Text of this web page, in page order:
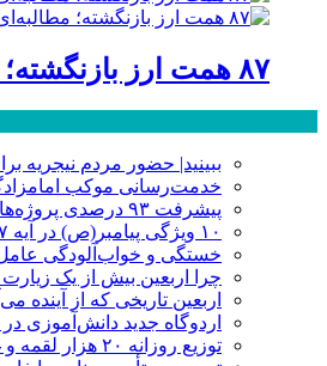
۸۷ همت ارز بازنگشته؛ مطالبه‌ای برای شفافیت، پاسخگویی و صیانت از اعتبار صنعت قم
ببینید| حضور مردم نیجریه
خدمت‌رسانی موکب امامزادگان قم به
پیشرفت ۹۳ درصدی پروژه‌های نهضت ملی مسکن در قم
۱۰ ویژگی پیامبر(ص) در آیه ۱۵۷ سوره اعراف
خستگی و خواب‌آلودگی
چرا اربعین بیش از یک
اربعین تاریخی که از آینده
اردوگاه جدید دانش‌آموزی
توزیع روزانه ۲۰ هزار لقمه و غذای گرم در حرم حضرت معصومه(س)